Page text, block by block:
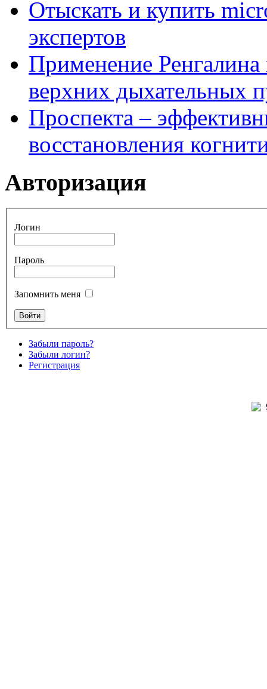
Отыскать и купить
экспертов
Применение Ренгалина
верхних дыхательных
Проспекта –
восстановления
Авторизация
Логин
Пароль
Запомнить меня
Забыли пароль?
Забыли логин?
Регистрация